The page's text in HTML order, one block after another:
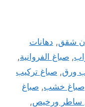
شقق, دهانات
, صباغ الفروانية,
ورق, صباغ تركيب
صباغ خشب, صباغ
ساطر ورخيص,